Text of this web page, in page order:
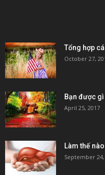
Tổng hợp
October 27,
Bạn được
April 25, 2017
Làm thế
September 24,